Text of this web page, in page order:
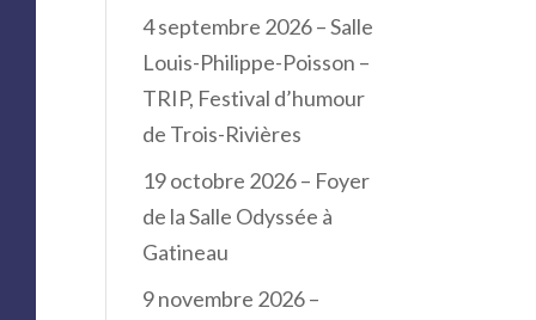
4 septembre 2026 – Salle
Louis-Philippe-Poisson –
TRIP, Festival d’humour
de Trois-Rivières
19 octobre 2026 – Foyer
de la Salle Odyssée à
Gatineau
9 novembre 2026 –